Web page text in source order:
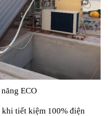
ECO
tiết kiệm 100% điện